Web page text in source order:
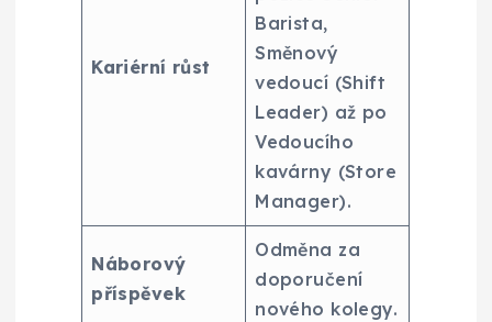
Kariérní růst
Barista,
Směnový
vedoucí (Shift
Leader) až po
Vedoucího
kavárny (Store
Manager).
Náborový
příspěvek
Odměna za
doporučení
nového kolegy.